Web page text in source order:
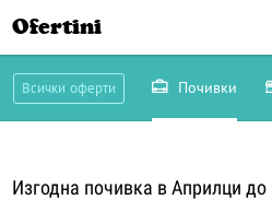
Ofertini
Всички оферти Почивки
Изгодна почивка в Априлци